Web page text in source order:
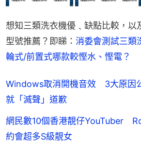
想知三類洗衣機優﹑缺點比較，以
型號推薦？即睇： 消委會測試三類
輪式/前置式哪款較慳水、慳電？
Windows取消開機音效 3大原因
就「滅聲」道歉
網民數10個香港靚仔YouTuber
約會超多S級靚女